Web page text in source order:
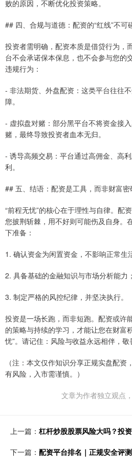
败的原因，不断优化投资策略。
## 四、合规与道德：配资的“红线”不可
投资者需明确，配资本质是借贷行为，
台不会承诺保本保息，也不会参与您的
违规行为：
- 非法期货、外盘配资：这类平台往往
障。
- 虚拟盘对赌：部分黑平台不将资金接
赌，最终导致投资者血本无归。
- 诱导高频交易：平台通过高佣金、高
利。
## 五、结语：配资是工具，而非财富密
“前程无忧”的核心在于理性与自律。配
您披荆斩棘，用不好则可能伤及自身。
下准备：
1. 确认资金为闲置资金，不影响正常生
2. 具备基础的金融知识与市场分析能力；
3. 制定严格的风控纪律，并坚决执行。
投资是一场长跑，而非短跑。配资或许
的策略与持续的学习，才能让您在财富
忧”。请记住：风险与收益永远相伴，敬
（注：本文仅作知识分享正规实盘配
有风险，入市需谨慎。）
文章为作者独立观点
上一篇： 杠杆炒股股票风险大吗？投
下一篇： 配资平台排名｜正规安全评